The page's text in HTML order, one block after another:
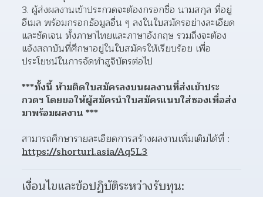
3. ผู้ส่งผลงานเข้าประกวดจะต้องกรอกชื่อ นามสกุล ที่อยู่
อีเมล พร้อมกรอกธัอมูลอื่น ๆ ลงในใบสมัครอย่างละเอียด
และชัดเจน ทั้งภาษาไทยและภาษาอังกฤษ รวมถึงจะต้อง
แจ้งสถาบันที่ศึกษาอยู่ในใบสมัครให้เรียบร้อย เพื่อ
ประโยชน์ในการจัดทำสูจิบัตรต่อไป
***ทั้งนี้ ห้ามติดใบสมัครลงบนผลงานที่ส่งเข้าประ
กวดฯ โดยขอให้ผู้สมัครนำใบสมัครแนบใส่ซองเพื่อส่ง
มาพร้อมผลงาน ***
https://shorturl.asia/Aq5L3
เงื่อนไขและข้อปฏิบัติระหว่างรับทุน: